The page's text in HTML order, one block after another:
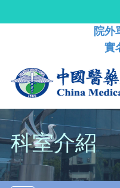
院外
實
科室介紹